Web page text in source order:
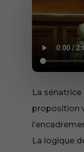
La sénatrice
proposition
La logique